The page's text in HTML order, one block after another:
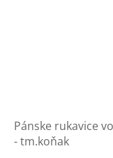
Pánske rukavice
- tm.koňak